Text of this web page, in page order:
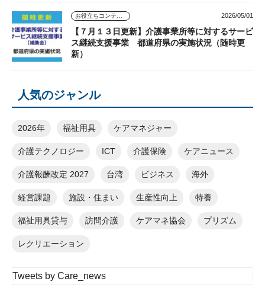
お役立ちコンテンツ 2026/05/01
【７月１３日更新】介護事業所等に対するサービ
ス継続支援事業 都道府県の実施状況（随時更
新）
人気のジャンル
2026年 福祉用具 ケアマネジャー
介護テクノロジー ICT 介護保険 ケアニュース
介護報酬改定 2027 台湾 ビジネス 海外
経営課題 施設・住まい 生産性向上 特養
福祉用具貸与 訪問介護 ケアマネ協会 プリズム
レクリエーション
Tweets by Care_news